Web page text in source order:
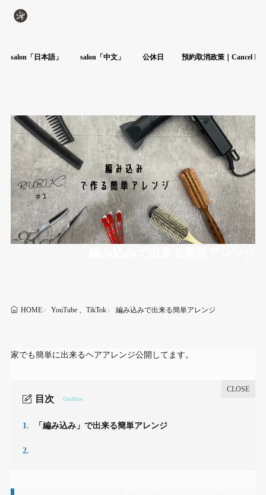
salon「日本語」 salon「中文」 公休日 預約取消政策｜Cancel
HOME YouTube 、TikTok 編み込みで出来る簡単アレンジ
家でも簡単に出来るヘアアレンジ公開してます。
目次 Outline
1. 「編み込み」で出来る簡単アレンジ
2.